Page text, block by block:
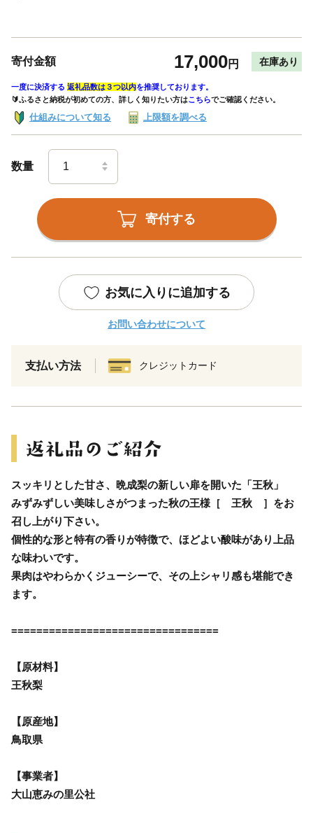
寄付金額 17,000円 在庫あり
一度に決済する 返礼品数は３つ以内を推奨しております。
🔰ふるさと納税が初めての方、詳しく知りたい方はこちらでご確認ください。
仕組みについて知る 上限額を調べる
数量
寄付する
お気に入りに追加する
お問い合わせについて
支払い方法 クレジットカード
スッキリとした甘さ、晩成梨の新しい扉を開いた「王秋」
みずみずしい美味しさがつまった秋の王様［ 王秋 ］をお
召し上がり下さい。
個性的な形と特有の香りが特徴で、ほどよい酸味があり上品
な味わいです。
果肉はやわらかくジューシーで、その上シャリ感も堪能でき
ます。
=================================
【原材料】
王秋梨
【原産地】
鳥取県
【事業者】
大山恵みの里公社